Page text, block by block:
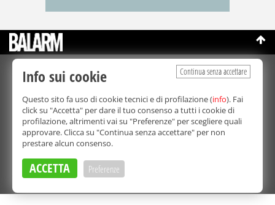
©Copyright 2003-2026
Bmedia Srl
La riproduzione totale o parziale di tutti i contenuti, in qualunque
forma, su qualsiasi supporto è proibita.
Balarm.it è una testata giornalistica registrata. Autorizzazione del
Tribunale di Palermo n° 32 del 21/10/2003
Direttore responsabile:Fabio Ricotta
Privacy e Cookie Policy
Continua senza accettare
Info sui cookie
Questo sito fa uso di cookie tecnici e di profilazione (info). Fai
click su "Accetta" per dare il tuo consenso a tutti i cookie di
profilazione, altrimenti vai su "Preferenze" per scegliere quali
approvare. Clicca su "Continua senza accettare" per non
prestare alcun consenso.
ACCETTA Preferenze